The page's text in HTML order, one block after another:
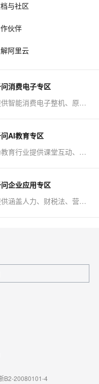
与社区
伙伴
阿里云
消费电子专区
提供智能消费电子整机、原子能力等AI方案
AI教育专区
为教育行业提供课堂互动、课程制作等AI方案
企业应用专区
提供涵盖人力、财税法、营销、客服等AI方案
B2-20080101-4